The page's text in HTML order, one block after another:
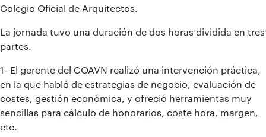
Colegio Oficial de Arquitectos.
La jornada tuvo una duración de dos horas dividida en tres
partes.
1- El gerente del COAVN realizó una intervención práctica,
en la que habló de estrategias de negocio, evaluación de
costes, gestión económica, y ofreció herramientas muy
sencillas para cálculo de honorarios, coste hora, margen,
etc.